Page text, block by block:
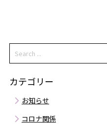
カテゴリー
お知らせ
コロナ関係